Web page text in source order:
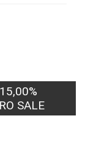
15,00%
SALE